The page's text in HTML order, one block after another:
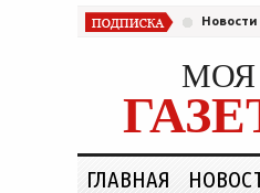
Новости
МОЯ
ГЛАВНАЯ